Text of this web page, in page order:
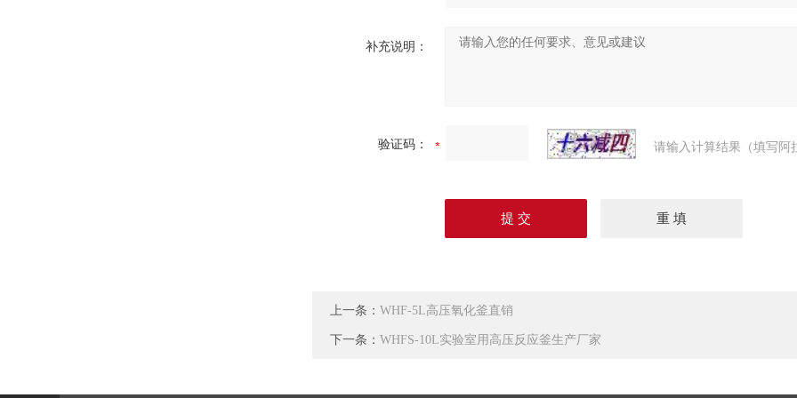
补充说明：
验证码： 请输入计算结果（填写阿
上一条：WHF-5L高压氧化釜直销
下一条：WHFS-10L实验室用高压反应釜生产厂家